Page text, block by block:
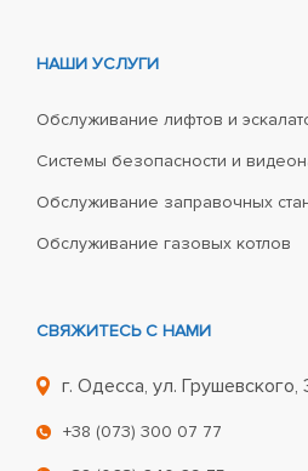
НАШИ УСЛУГИ
Обслуживание лифтов и
Системы безопасности и
Обслуживание заправочных
Обслуживание газовых котлов
СВЯЖИТЕСЬ С НАМИ
г. Одесса, ул. Грушевского,
+38 (073) 300 07 77